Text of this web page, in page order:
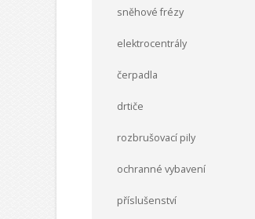
sněhové frézy
elektrocentrály
čerpadla
drtiče
rozbrušovací pily
ochranné vybavení
příslušenství